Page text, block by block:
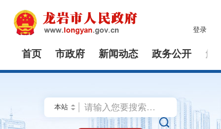
登录
首页 市政府 新闻动态 政务公开 解
